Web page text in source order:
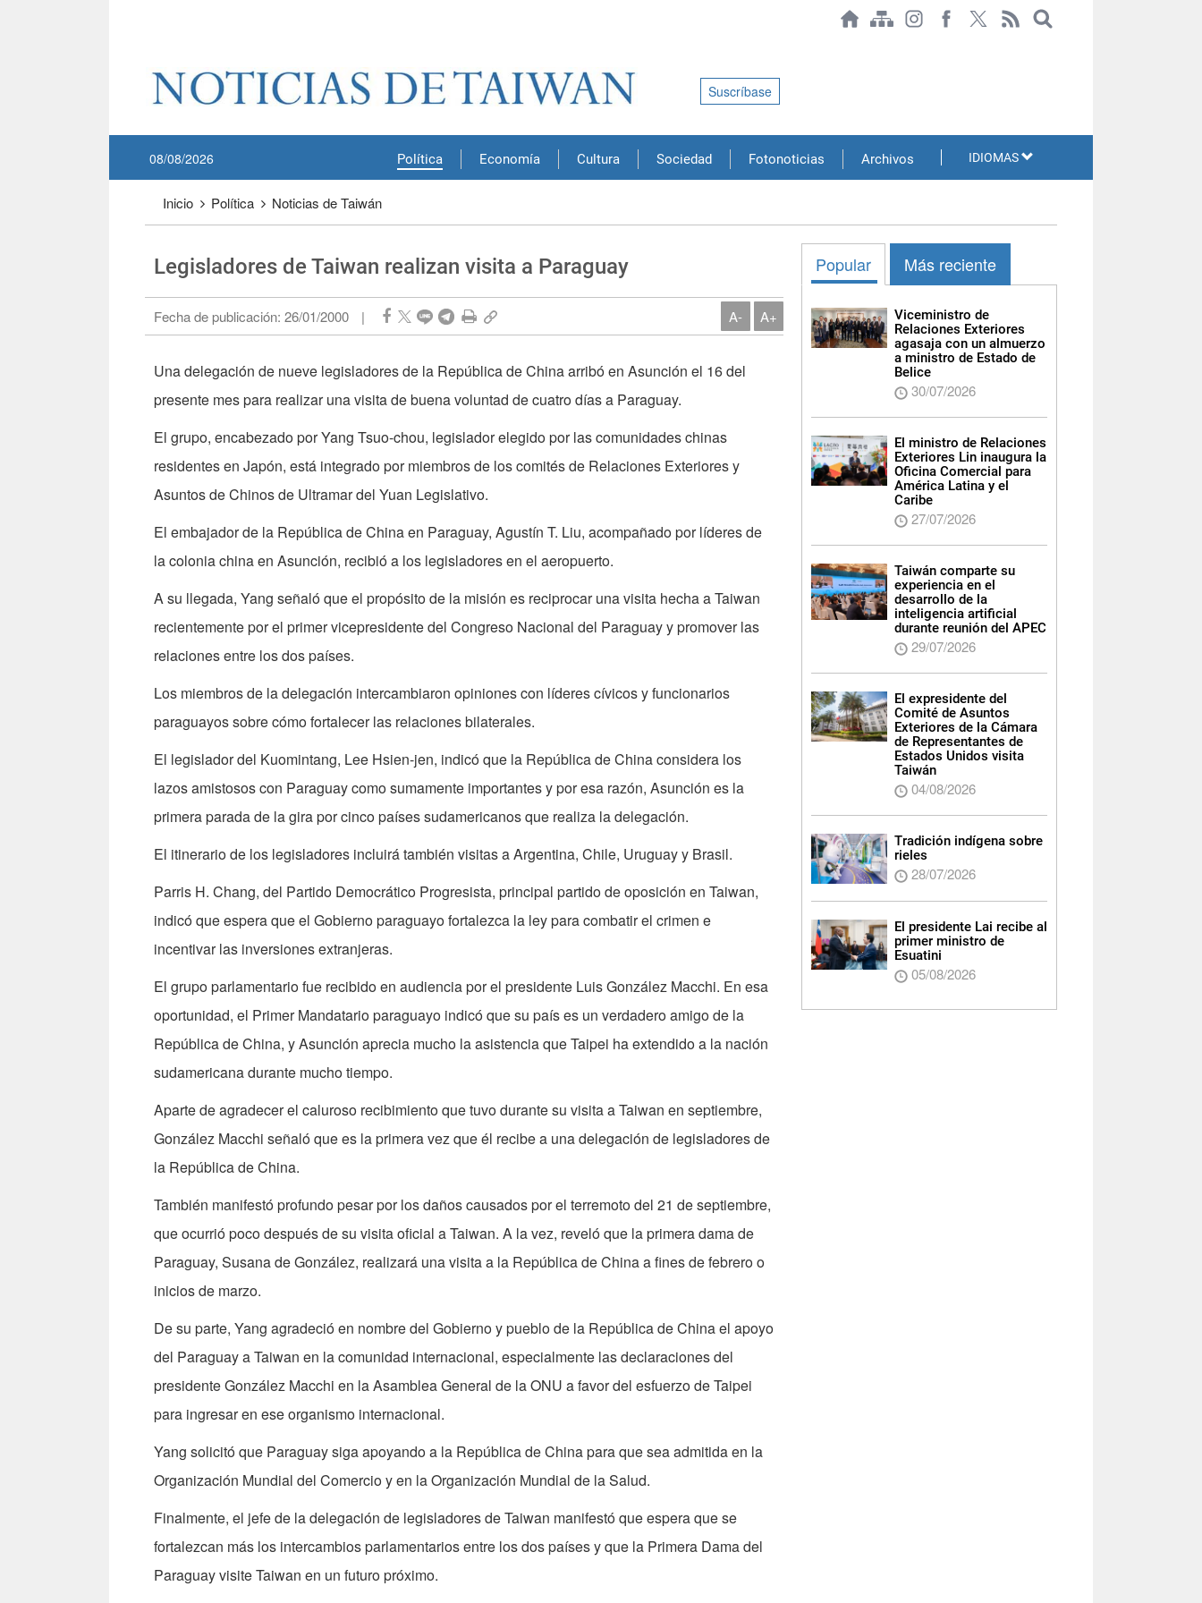
Política Economía Cultura Sociedad Fotonoticias Archivos
08/08/2026
Suscríbase
IDIOMAS
Inicio Política Noticias de Taiwán
Legisladores de Taiwan realizan visita a Paraguay
Fecha de publicación: 26/01/2000 | A- A+
Una delegación de nueve legisladores de la República de China arribó en Asunción el 16 del
presente mes para realizar una visita de buena voluntad de cuatro días a Paraguay.
El grupo, encabezado por Yang Tsuo-chou, legislador elegido por las comunidades chinas
residentes en Japón, está integrado por miembros de los comités de Relaciones Exteriores y
Asuntos de Chinos de Ultramar del Yuan Legislativo.
El embajador de la República de China en Paraguay, Agustín T. Liu, acompañado por líderes de
la colonia china en Asunción, recibió a los legisladores en el aeropuerto.
A su llegada, Yang señaló que el propósito de la misión es reciprocar una visita hecha a Taiwan
recientemente por el primer vicepresidente del Congreso Nacional del Paraguay y promover las
relaciones entre los dos países.
Los miembros de la delegación intercambiaron opiniones con líderes cívicos y funcionarios
paraguayos sobre cómo fortalecer las relaciones bilaterales.
El legislador del Kuomintang, Lee Hsien-jen, indicó que la República de China considera los
lazos amistosos con Paraguay como sumamente importantes y por esa razón, Asunción es la
primera parada de la gira por cinco países sudamericanos que realiza la delegación.
El itinerario de los legisladores incluirá también visitas a Argentina, Chile, Uruguay y Brasil.
Parris H. Chang, del Partido Democrático Progresista, principal partido de oposición en Taiwan,
indicó que espera que el Gobierno paraguayo fortalezca la ley para combatir el crimen e
incentivar las inversiones extranjeras.
El grupo parlamentario fue recibido en audiencia por el presidente Luis González Macchi. En esa
oportunidad, el Primer Mandatario paraguayo indicó que su país es un verdadero amigo de la
República de China, y Asunción aprecia mucho la asistencia que Taipei ha extendido a la nación
sudamericana durante mucho tiempo.
Aparte de agradecer el caluroso recibimiento que tuvo durante su visita a Taiwan en septiembre,
González Macchi señaló que es la primera vez que él recibe a una delegación de legisladores de
la República de China.
También manifestó profundo pesar por los daños causados por el terremoto del 21 de septiembre,
que ocurrió poco después de su visita oficial a Taiwan. A la vez, reveló que la primera dama de
Paraguay, Susana de González, realizará una visita a la República de China a fines de febrero o
inicios de marzo.
De su parte, Yang agradeció en nombre del Gobierno y pueblo de la República de China el apoyo
del Paraguay a Taiwan en la comunidad internacional, especialmente las declaraciones del
presidente González Macchi en la Asamblea General de la ONU a favor del esfuerzo de Taipei
para ingresar en ese organismo internacional.
Yang solicitó que Paraguay siga apoyando a la República de China para que sea admitida en la
Organización Mundial del Comercio y en la Organización Mundial de la Salud.
Finalmente, el jefe de la delegación de legisladores de Taiwan manifestó que espera que se
fortalezcan más los intercambios parlamentarios entre los dos países y que la Primera Dama del
Paraguay visite Taiwan en un futuro próximo.
Popular Más reciente
Viceministro de
Relaciones Exteriores
agasaja con un almuerzo
a ministro de Estado de
Belice
30/07/2026
El ministro de Relaciones
Exteriores Lin inaugura la
Oficina Comercial para
América Latina y el
Caribe
27/07/2026
Taiwán comparte su
experiencia en el
desarrollo de la
inteligencia artificial
durante reunión del APEC
29/07/2026
El expresidente del
Comité de Asuntos
Exteriores de la Cámara
de Representantes de
Estados Unidos visita
Taiwán
04/08/2026
Tradición indígena sobre
rieles
28/07/2026
El presidente Lai recibe al
primer ministro de
Esuatini
05/08/2026